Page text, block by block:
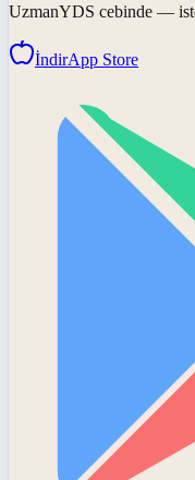
UzmanYDS cebinde —
İndirApp Store